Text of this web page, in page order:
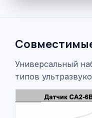
Универсальный
типов